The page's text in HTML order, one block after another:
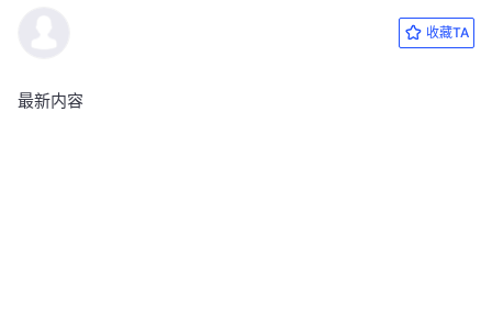
收藏TA
最新内容